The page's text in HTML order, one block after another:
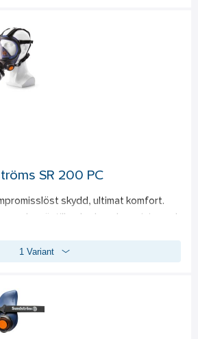
SR 200 PC
skydd, ultimat komfort.
masken är tillverkad med precision och
en säker passform och pålitligt
inte tröttar ut användaren innebär
för yrkesutövare som vill ha ett
1 Variant